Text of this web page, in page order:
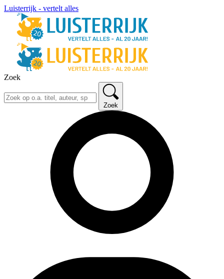
Luisterrijk - vertelt alles
Zoek
Zoek